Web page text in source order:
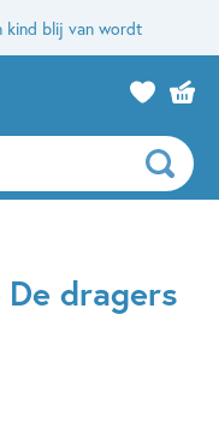
kind blij van wordt
dragers